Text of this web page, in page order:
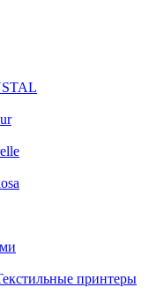
принтеры